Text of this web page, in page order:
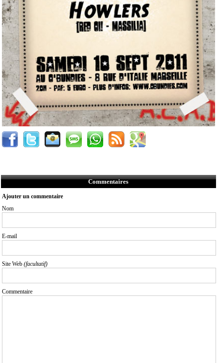
Commentaires
Ajouter un commentaire
Nom
E-mail
Site Web (facultatif)
Commentaire